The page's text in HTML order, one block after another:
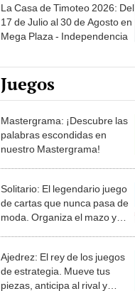
La Casa de Timoteo 2026: Del
17 de Julio al 30 de Agosto en
Mega Plaza - Independencia
Juegos
Mastergrama: ¡Descubre las
palabras escondidas en
nuestro Mastergrama!
Solitario: El legendario juego
de cartas que nunca pasa de
moda. Organiza el mazo y
Ajedrez: El rey de los juegos
de estrategia. Mueve tus
piezas, anticipa al rival y